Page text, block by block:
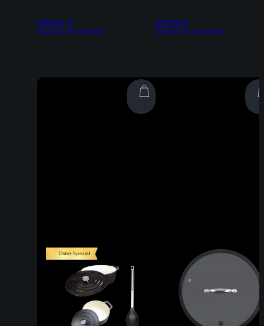
259,90 €
Inkl. 19% MwSt | zzgl. Versandkosten
219,75 €
Inkl. 19% MwSt | zzgl. Versandkosten